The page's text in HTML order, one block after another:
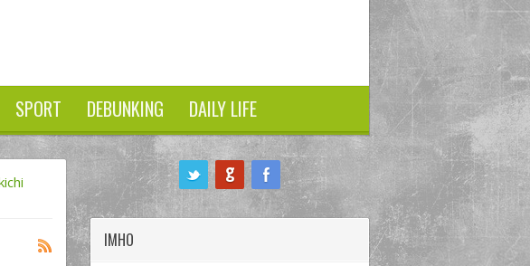
SPORT DEBUNKING DAILY LIFE
IMHO